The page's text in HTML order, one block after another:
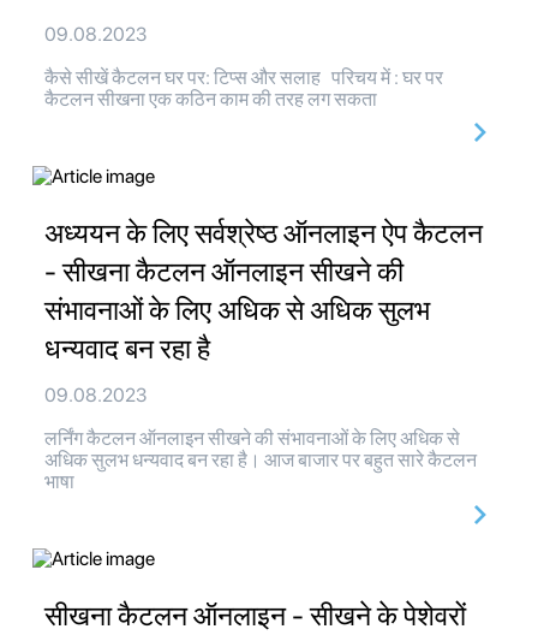
09.08.2023
कैसे सीखें कैटलन घर पर: टिप्स और सलाह परिचय में : घर पर
कैटलन सीखना एक कठिन काम की तरह लग सकता
अध्ययन के लिए सर्वश्रेष्ठ ऑनलाइन ऐप कैटलन
- सीखना कैटलन ऑनलाइन सीखने की
संभावनाओं के लिए अधिक से अधिक सुलभ
धन्यवाद बन रहा है
09.08.2023
लर्निंग कैटलन ऑनलाइन सीखने की संभावनाओं के लिए अधिक से
अधिक सुलभ धन्यवाद बन रहा है। आज बाजार पर बहुत सारे कैटलन
भाषा
सीखना कैटलन ऑनलाइन - सीखने के पेशेवरों